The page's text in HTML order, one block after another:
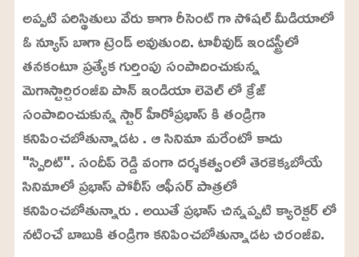
అప్పటి పరిస్థితులు వేరు కాగా రీసెంట్ గా సోషల్ మీడియాలో
ఓ న్యూస్ బాగా ట్రెండ్ అవుతుంది. టాలీవుడ్ ఇండస్ట్రీలో
తనకంటూ ప్రత్యేక గుర్తింపు సంపాదించుకున్న
మెగాస్టార్చిరంజీవి పాన్ ఇండియా లెవెల్ లో క్రేజ్
సంపాదించుకున్న స్టార్ హీరోప్రభాస్ కి తండ్రిగా
కనిపించబోతున్నాడట . ఆ సినిమా మరేంటో కాదు
"స్పిరిట్". సందీప్ రెడ్డి వంగా దర్శకత్వంలో తెరకెక్కబోయే
సినిమాలో ప్రభాస్ పోలీస్ ఆఫీసర్ పాత్రలో
కనిపించబోతున్నారు . అయితే ప్రభాస్ చిన్నప్పటి క్యారెక్టర్ లో
నటించే బాబుకి తండ్రిగా కనిపించబోతున్నాడట చిరంజీవి.